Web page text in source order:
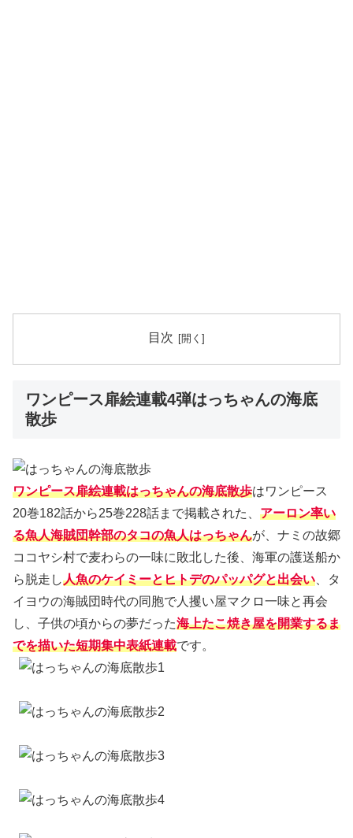
目次
ワンピース扉絵連載4弾はっちゃんの海底
散歩
ワンピース扉絵連載はっちゃんの海底散歩はワンピース
20巻182話から25巻228話まで掲載された、 アーロン率い
る魚人海賊団幹部のタコの魚人はっちゃんが、ナミの故郷
ココヤシ村で麦わらの一味に敗北した後、海軍の護送船か
ら脱走し人魚のケイミーとヒトデのパッパグと出会い、タ
イヨウの海賊団時代の同胞で人攫い屋マクロ一味と再会
し、子供の頃からの夢だった海上たこ焼き屋を開業するま
でを描いた短期集中表紙連載です。